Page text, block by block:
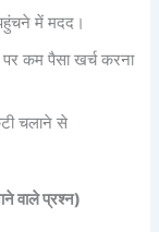
में मदद।
पर कम पैसा खर्च करना
चलाने से
वालेप्रश्न)